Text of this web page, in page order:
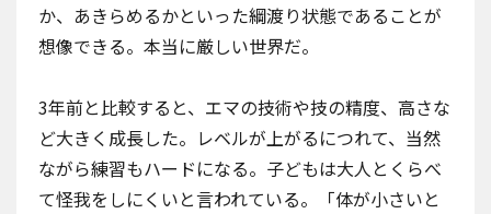
か、あきらめるかといった綱渡り状態であることが
想像できる。本当に厳しい世界だ。
3年前と比較すると、エマの技術や技の精度、高さな
ど大きく成長した。レベルが上がるにつれて、当然
ながら練習もハードになる。子どもは大人とくらべ
て怪我をしにくいと言われている。「体が小さいと